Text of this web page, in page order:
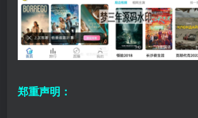
郑重声明：